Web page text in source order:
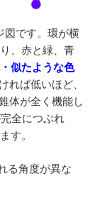
図です。環が横
、赤と緑、青
似たような色
れば低いほど、
体が全く機能し
全につぶれ
す。
る角度が異な